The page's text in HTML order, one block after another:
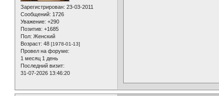
Зарегистрирован: 23-03-2011
Сообщений: 1726
Уважение: +290
Позитив: +1685
Пол: Женский
Возраст: 48 [1978-01-13]
Провел на форуме:
1 месяц 1 день
Последний визит:
31-07-2026 13:46:20